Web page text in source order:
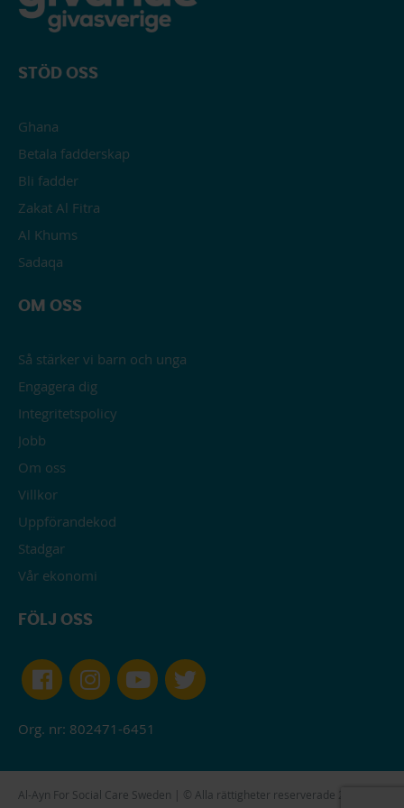
STÖD OSS
Ghana
Betala fadderskap
Bli fadder
Zakat Al Fitra
Al Khums
Sadaqa
OM OSS
Så stärker vi barn och unga
Engagera dig
Integritetspolicy
Jobb
Om oss
Villkor
Uppförandekod
Stadgar
Vår ekonomi
FÖLJ OSS
Org. nr: 802471-6451
Al-Ayn For Social Care Sweden | © Alla rättigheter reserverade 2026